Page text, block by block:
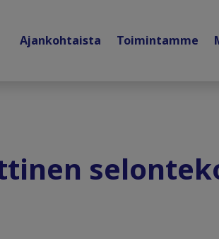
Ajankohtaista Toimintamme